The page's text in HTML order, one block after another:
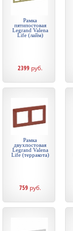
Рамка
пятипостовая
Legrand Valena
Life (лайм)
2399 руб.
Рамка
двухпостовая
Legrand Valena
Life (терракота)
759 руб.